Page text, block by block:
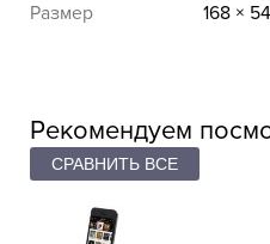
Размер
168 ×
Рекомендуем